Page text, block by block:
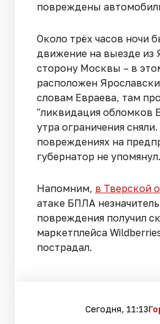
повреждены
Около трёх часов ночи
движение на выезде из
сторону Москвы – в
расположен
словам Евраева, там
"ликвидация обломков
утра ограничения
повреждениях на
губернатор не упомянул.
Напомним, в Тверской
атаке БПЛА
повреждения получил
маркетплейса
пострадал.
Сегодня, 11:13